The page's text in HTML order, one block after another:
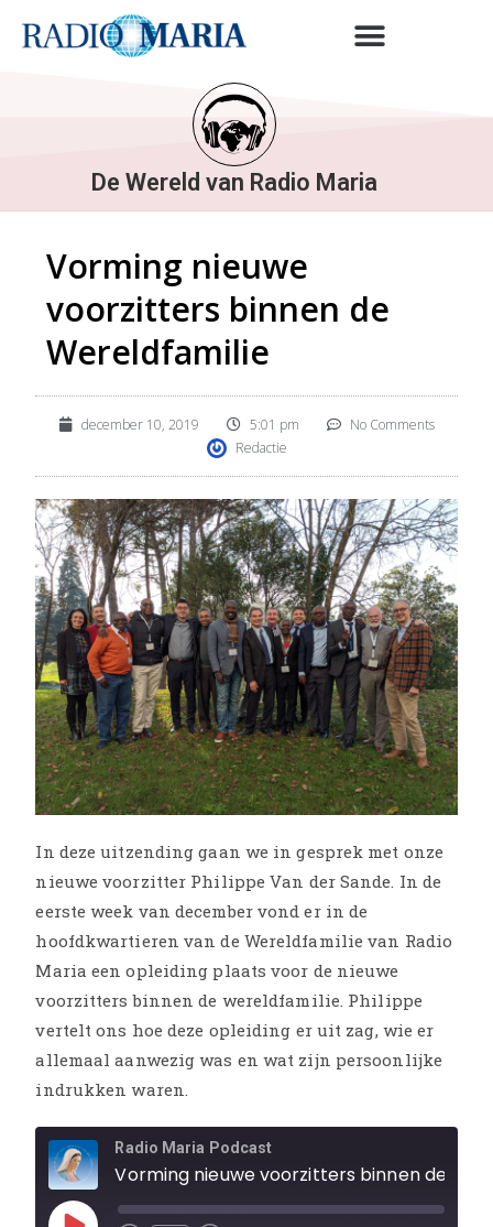
De Wereld van Radio Maria
Vorming nieuwe
voorzitters binnen de
Wereldfamilie
december 10, 2019 5:01 pm
No Comments
Redactie
In deze uitzending gaan we in gesprek met onze
nieuwe voorzitter Philippe Van der Sande. In de
eerste week van december vond er in de
hoofdkwartieren van de Wereldfamilie van Radio
Maria een opleiding plaats voor de nieuwe
voorzitters binnen de wereldfamilie. Philippe
vertelt ons hoe deze opleiding er uit zag, wie er
allemaal aanwezig was en wat zijn persoonlijke
indrukken waren.
Radio Maria Podcast